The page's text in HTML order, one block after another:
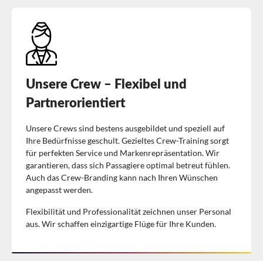
Unsere Crew – Flexibel und
Partnerorientiert
Unsere Crews sind bestens ausgebildet und speziell auf
Ihre Bedürfnisse geschult. Gezieltes Crew-Training sorgt
für perfekten Service und Markenrepräsentation. Wir
garantieren, dass sich Passagiere optimal betreut fühlen.
Auch das Crew-Branding kann nach Ihren Wünschen
angepasst werden.
Flexibilität und Professionalität zeichnen unser Personal
aus. Wir schaffen einzigartige Flüge für Ihre Kunden.